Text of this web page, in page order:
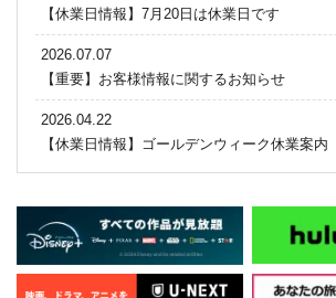
【休業日情報】7月20日は休業日です
2026.07.07
【重要】お客様情報に関するお知らせ
2026.04.22
【休業日情報】ゴールデンウィーク休業案内